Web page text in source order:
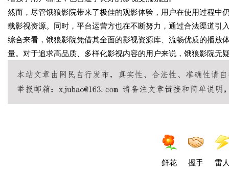
然而，尽管饿狼影院带来了极佳的观影体验，用户在使用过程中
载影视资源。同时，平台运营方也在不断努力，通过合法渠道引
综合来看，饿狼影院凭借其全面的影视资源库、流畅优质的播放
量。对于追求高品质、多样化影视内容的用户来说，饿狼影院无
鲜花 握手 雷